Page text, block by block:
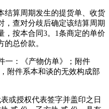
算周期发生的提货单、收货
，查对分歧后确定该结算周期
，按本合同3。1条商定的单价
总价款。
：《产物仿单》；附件
附件系本和谈的无效构成部
授权代表签字并盖印之日